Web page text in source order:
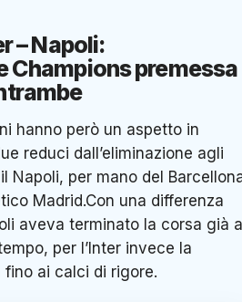
– Napoli:
Champions premessa
hanno però un aspetto in
reduci dall’eliminazione agli
Napoli, per mano del
Madrid.Con una differenza
aveva terminato la corsa già
per l’Inter invece la
ai calci di rigore.